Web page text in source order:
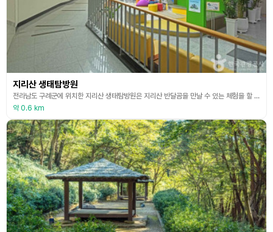
지리산 생태탐방원
전라남도 구례군에 위치한 지리산 생태탐방원은 지리산 반달곰을 만날 수 있는 체험을 할 수 있을 뿐만 아니라, 입구에 계곡이 흐르고 있어 여름철 발 담그기 좋고, 물소리와 새소리를 들으며 자연과 어우러질 수 있는 공간이다. 다리를 건너면 국립공원 야생생물보전원이 있다. 이와 같이 가족과 함께 힐링하기 좋은 숙소이다.
약 0.6 km